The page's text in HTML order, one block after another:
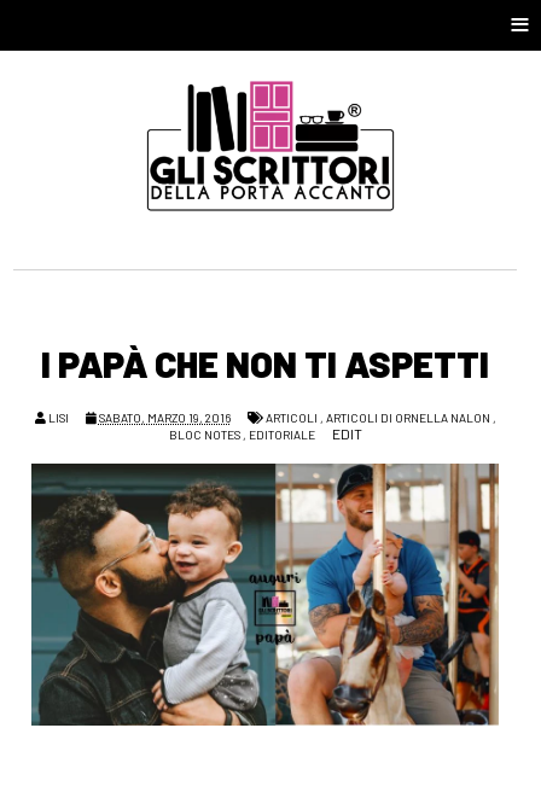
≡
I PAPÀ CHE NON TI ASPETTI
LISI SABATO, MARZO 19, 2016 ARTICOLI , ARTICOLI DI ORNELLA NALON ,
BLOC NOTES, EDITORIALE EDIT